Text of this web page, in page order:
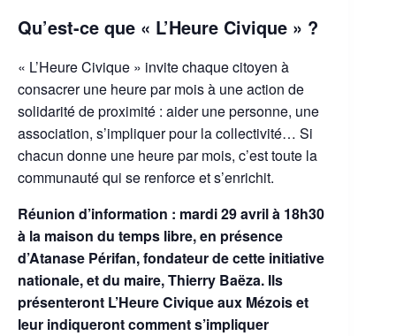
Qu’est-ce que « L’Heure Civique » ?
« L’Heure Civique » invite chaque citoyen à
consacrer une heure par mois à une action de
solidarité de proximité : aider une personne, une
association, s’impliquer pour la collectivité… Si
chacun donne une heure par mois, c’est toute la
communauté qui se renforce et s’enrichit.
Réunion d’information : mardi 29 avril à 18h30
à la maison du temps libre, en présence
d’Atanase Périfan, fondateur de cette initiative
nationale, et du maire, Thierry Baëza. Ils
présenteront L’Heure Civique aux Mézois et
leur indiqueront comment s’impliquer